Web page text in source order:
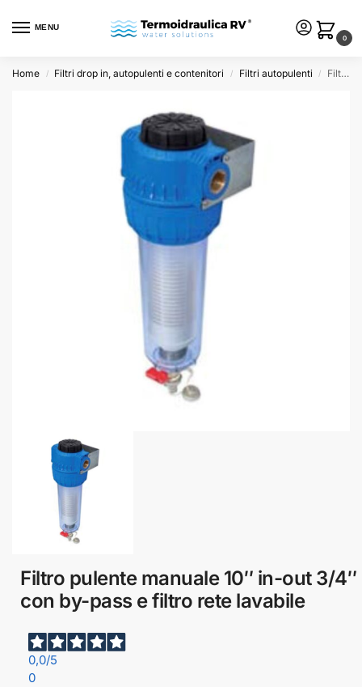
MENU
0
Home / Filtri drop in, autopulenti e contenitori / Filtri autopulenti / Filtro pulente manuale 10″ in-out 3/4″ con by-pass e filtro rete lavabile
Filtro pulente manuale 10″ in-out 3/4″
con by-pass e filtro rete lavabile
0,0/5
0